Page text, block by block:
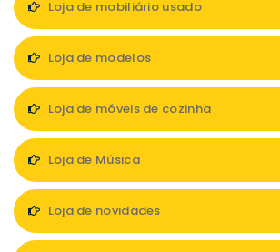
Loja de mobiliário usado
Loja de modelos
Loja de móveis de cozinha
Loja de Música
Loja de novidades